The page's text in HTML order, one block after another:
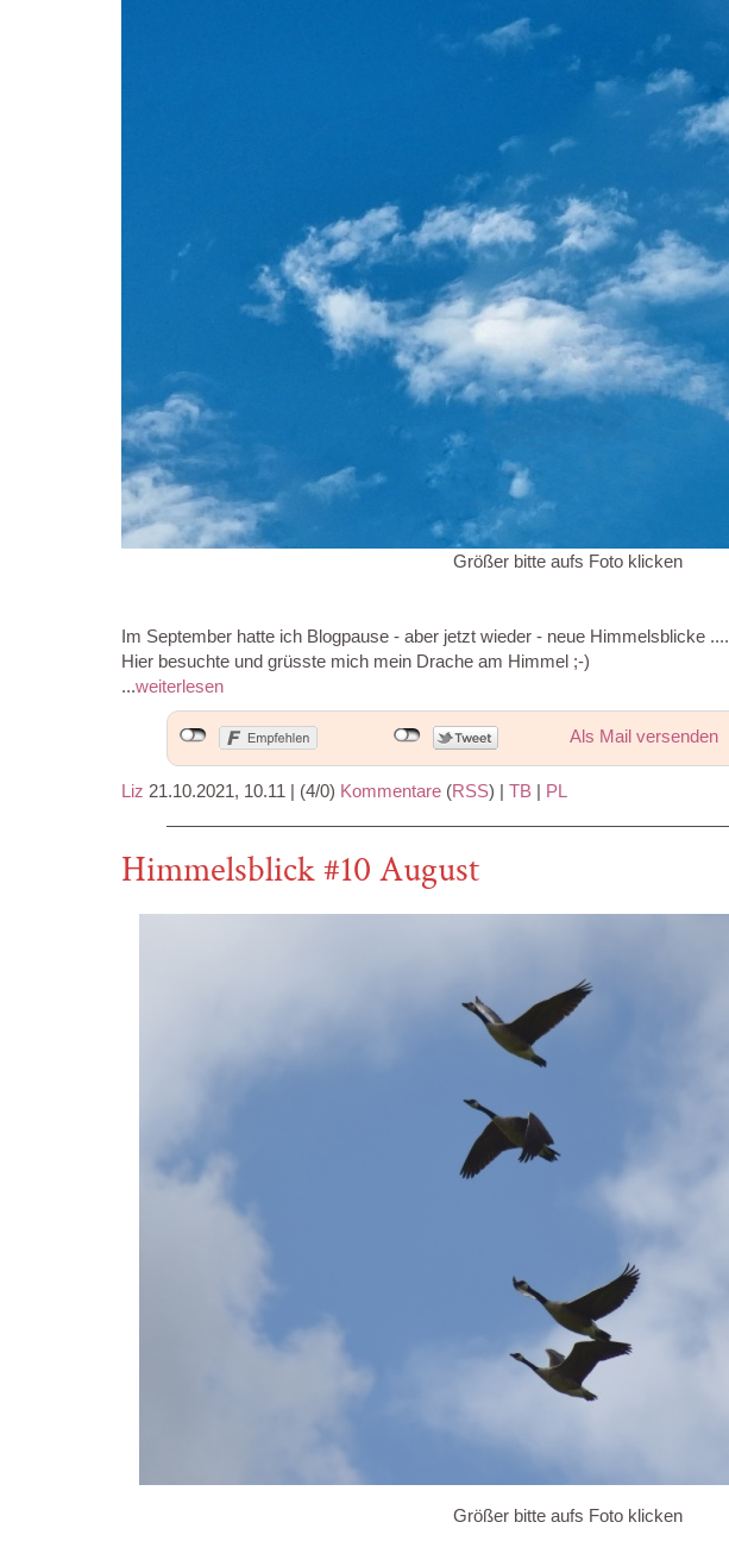
Größer bitte aufs Foto klicken
Im September hatte ich Blogpause - aber jetzt wieder - neue Himmelsblicke ....
Hier besuchte und grüsste mich mein Drache am Himmel ;-)
...weiterlesen
Als Mail versenden
Liz 21.10.2021, 10.11 | (4/0) Kommentare (RSS) | TB | PL
Himmelsblick #10 August
Größer bitte aufs Foto klicken